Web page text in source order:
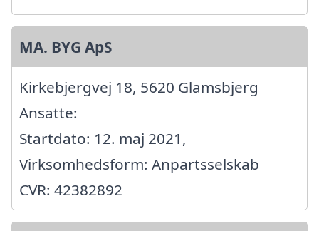
MA. BYG ApS
Kirkebjergvej 18, 5620 Glamsbjerg
Ansatte:
Startdato: 12. maj 2021,
Virksomhedsform: Anpartsselskab
CVR: 42382892